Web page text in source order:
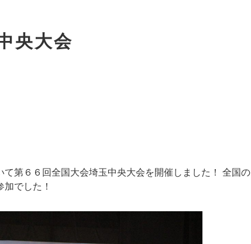
央大会
第６６回全国大会埼玉中央大会を開催しました！ 全国の
でした！